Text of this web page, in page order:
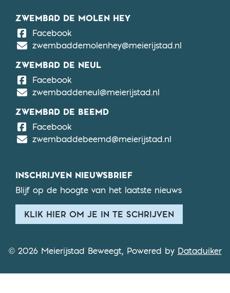
ZWEMBAD DE MOLEN HEY
FacebookDe Molen Hey
zwembaddemolenhey@meierijstad.nl
ZWEMBAD DE NEUL
FacebookDe Neul
zwembaddeneul@meierijstad.nl
ZWEMBAD DE BEEMD
FacebookDe Beemd
zwembaddebeemd@meierijstad.nl
INSCHRIJVEN NIEUWSBRIEF
Blijf op de hoogte van het laatste nieuws
KLIK HIER OM JE IN TE SCHRIJVEN
© 2026 Meierijstad Beweegt, Powered by Dataduiker